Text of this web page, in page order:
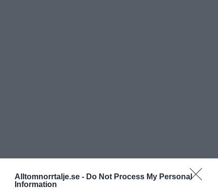
Alltomnorrtalje.se - Do Not Process My Personal
Information